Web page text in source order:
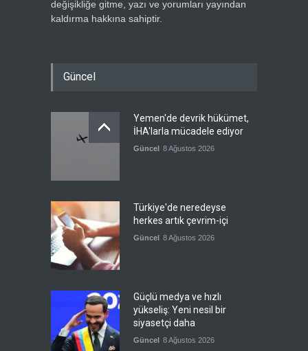
değişikliğe gitme, yazı ve yorumları yayından
kaldırma hakkına sahiptir.
Güncel
Yemen'de devrik hükümet,
İHA'larla mücadele ediyor
Güncel 8 Ağustos 2026
Türkiye'de neredeyse
herkes artık çevrim-içi
Güncel 8 Ağustos 2026
Güçlü medya ve hızlı
yükseliş: Yeni nesil bir
siyasetçi daha
Güncel 8 Ağustos 2026